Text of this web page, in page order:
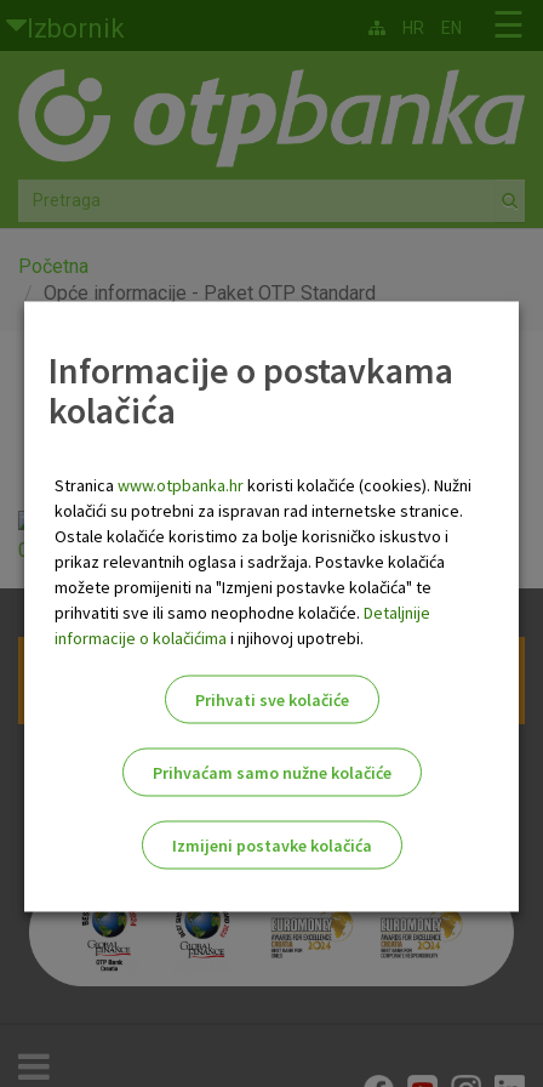
Skoči na glavni sadržaj
Izbornik
Građani
Privatno bankarstvo
Agro
Mala poduzeća i obrtnici
Globalna tržišta
O nama
☰
HR EN
Početna
Opće informacije - Paket OTP Standard
Opće informacije - Paket
OTP Standard
Opće informacije o Paketu OTP Standard
01.06.2026.pdf
Prijava na newsletter OTP banke
Informacije o postavkama
kolačića
Stranica www.otpbanka.hrkoristi kolačiće (cookies). Nužni
kolačići su potrebni za ispravan rad internetske stranice.
Ostale kolačiće koristimo za bolje korisničko iskustvo i
prikaz relevantnih oglasa i sadržaja. Postavke kolačića
možete promijeniti na "Izmjeni postavke kolačića" te
prihvatiti sve ili samo neophodne kolačiće. Detaljnije
informacije o kolačićima i njihovoj upotrebi.
Prihvati sve kolačiće
Prihvaćam samo nužne kolačiće
Izmijeni postavke kolačića